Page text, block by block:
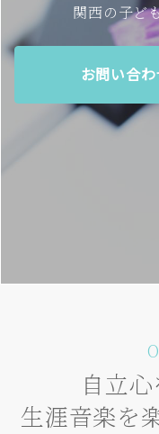
関西の子ど
お問い合
自立心
生涯音楽を